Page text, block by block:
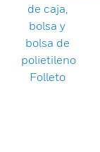
de caja,
bolsa y
bolsa de
polietileno
Folleto